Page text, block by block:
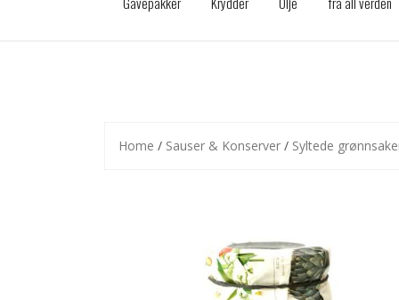
Home / Sauser & Konserver / Syltede